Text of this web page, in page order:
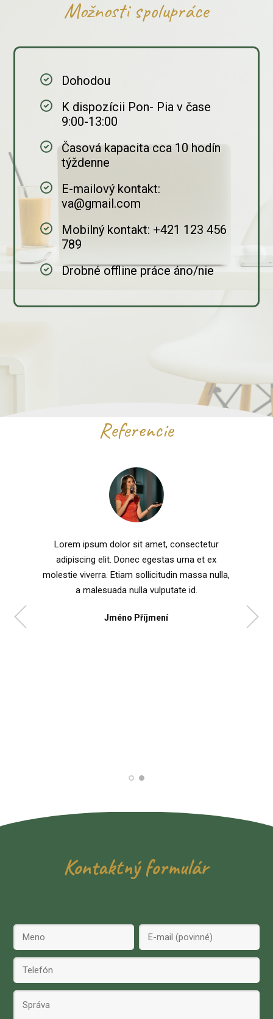
Možnosti spolupráce
Dohodou
K dispozícii Pon- Pia v čase
9:00-13:00
Časová kapacita cca 10 hodín
týždenne
E-mailový kontakt:
va@gmail.com
Mobilný kontakt: +421 123 456
789
Drobné offline práce áno/nie
Referencie
Lorem ipsum dolor sit amet, consectetur
adipiscing elit. Donec egestas urna et ex
molestie viverra. Etiam sollicitudin massa nulla,
a malesuada nulla vulputate id.
Jméno Příjmení
Kontaktný formulár